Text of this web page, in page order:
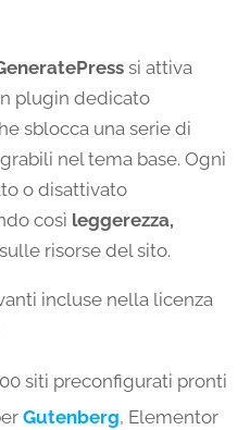
si attiva
plugin dedicato
sblocca una serie di
nel tema base. Ogni
o disattivato
così leggerezza,
sulle risorse del sito.
incluse nella licenza
siti preconfigurati pronti
Gutenberg, Elementor